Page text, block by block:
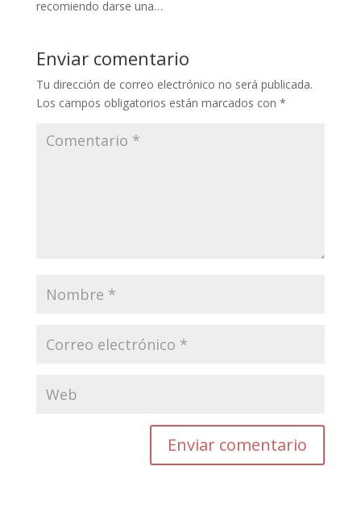
recomiendo darse una…
Enviar comentario
Tu dirección de correo electrónico no será publicada.
Los campos obligatorios están marcados con *